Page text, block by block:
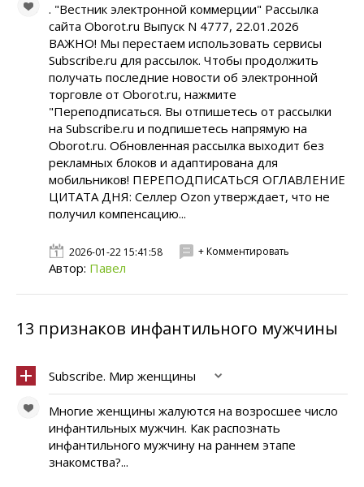
. "Вестник электронной коммерции" Рассылка
сайта Oborot.ru Выпуск N 4777, 22.01.2026
ВАЖНО! Мы перестаем использовать сервисы
Subscribe.ru для рассылок. Чтобы продолжить
получать последние новости об электронной
торговле от Oborot.ru, нажмите
"Переподписаться. Вы отпишетесь от рассылки
на Subscribe.ru и подпишетесь напрямую на
Oborot.ru. Обновленная рассылка выходит без
рекламных блоков и адаптирована для
мобильников! ПЕРЕПОДПИСАТЬСЯ ОГЛАВЛЕНИЕ
ЦИТАТА ДНЯ: Селлер Ozon утверждает, что не
получил компенсацию...
2026-01-22 15:41:58 + Комментировать
Автор: Павел
13 признаков инфантильного мужчины
Subscribe. Мир женщины
Многие женщины жалуются на возросшее число
инфантильных мужчин. Как распознать
инфантильного мужчину на раннем этапе
знакомства?...